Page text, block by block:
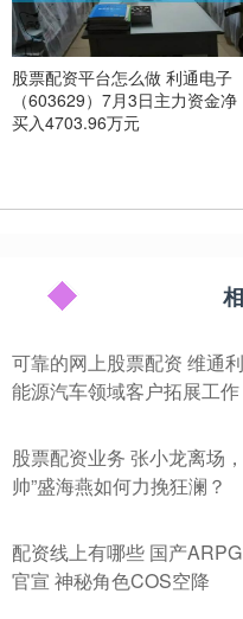
股票配资平台怎么做 利通电子
（603629）7月3日主力资金净
买入4703.96万元
可靠的网上股票配资 维通
能源汽车领域客户拓展工作
股票配资业务 张小龙离场
帅”盛海燕如何力挽狂澜？
配资线上有哪些 国产
官宣 神秘角色COS空降